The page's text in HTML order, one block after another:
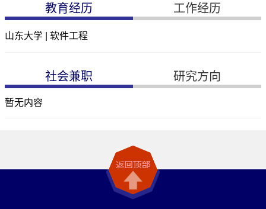
教育经历 工作经历
山东大学 | 软件工程
社会兼职 研究方向
暂无内容